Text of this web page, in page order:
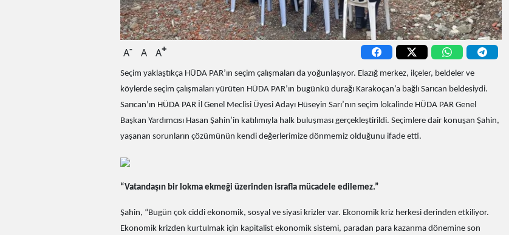
A- A A+
Seçim yaklaştıkça HÜDA PAR’ın seçim çalışmaları da yoğunlaşıyor. Elazığ merkez, ilçeler, beldeler ve
köylerde seçim çalışmaları yürüten HÜDA PAR’ın bugünkü durağı Karakoçan’a bağlı Sarıcan beldesiydi.
Sarıcan’ın HÜDA PAR İl Genel Meclisi Üyesi Adayı Hüseyin Sarı’nın seçim lokalinde HÜDA PAR Genel
Başkan Yardımcısı Hasan Şahin’in katılımıyla halk buluşması gerçekleştirildi. Seçimlere dair konuşan Şahin,
yaşanan sorunların çözümünün kendi değerlerimize dönmemiz olduğunu ifade etti.
“Vatandaşın bir lokma ekmeği üzerinden israfla mücadele edilemez.”
Şahin, “Bugün çok ciddi ekonomik, sosyal ve siyasi krizler var. Ekonomik kriz herkesi derinden etkiliyor.
Ekonomik krizden kurtulmak için kapitalist ekonomik sistemi, paradan para kazanma dönemine son